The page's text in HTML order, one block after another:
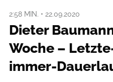
2:58 MIN. • 22.09.2020
Dieter
Woche –
immer-